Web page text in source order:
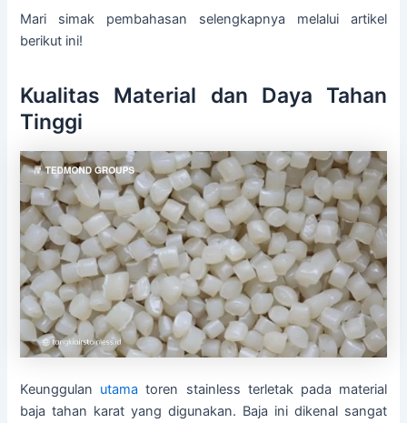
Mari simak pembahasan selengkapnya melalui artikel
berikut ini!
Kualitas Material dan Daya Tahan
Tinggi
Keunggulan utama toren stainless terletak pada material
baja tahan karat yang digunakan. Baja ini dikenal sangat